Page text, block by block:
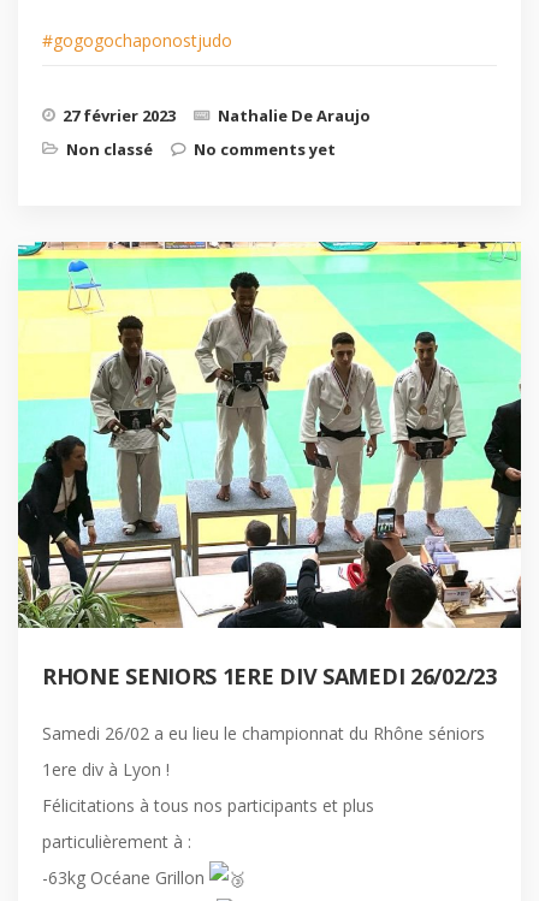
#gogogochaponostjudo
27 février 2023
Nathalie De Araujo
Non classé
No comments yet
RHONE SENIORS 1ERE DIV SAMEDI 26/02/23
Samedi 26/02 a eu lieu le championnat du Rhône séniors
1ere div à Lyon !
Félicitations à tous nos participants et plus
particulièrement à :
-63kg Océane Grillon